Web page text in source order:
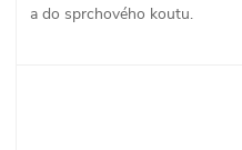
a do sprchového koutu.